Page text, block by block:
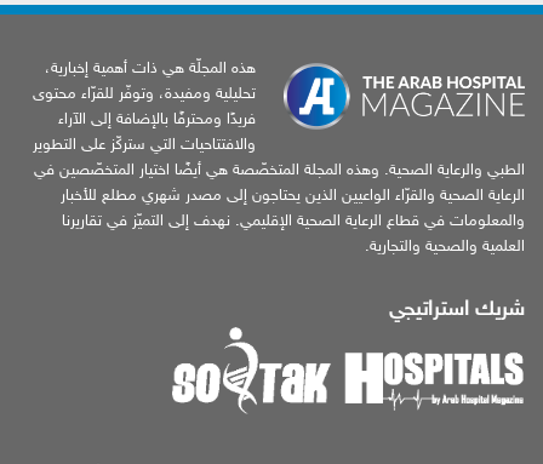
هذه المجلّة هي ذات أهمية إخبارية،
تحليلية ومفيدة، وتوفّر للقرّاء محتوى
فريدًا ومحترفًا بالإضافة إلى الآراء
والافتتاحيات التي ستركّز على التطوير
الطبي والرعاية الصحية. وهذه المجلة المتخصّصة هي أيضًا اختيار المتخصّصين في
الرعاية الصحية والقرّاء الواعيين الذين يحتاجون إلى مصدر شهري مطلع للأخبار
والمعلومات في قطاع الرعاية الصحية الإقليمي. نهدف إلى التميّز في تقاريرنا
العلمية والصحية والتجارية.
شريك استراتيجي